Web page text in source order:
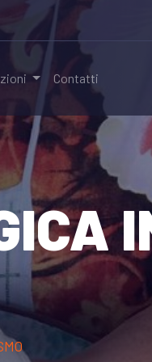
Contatti